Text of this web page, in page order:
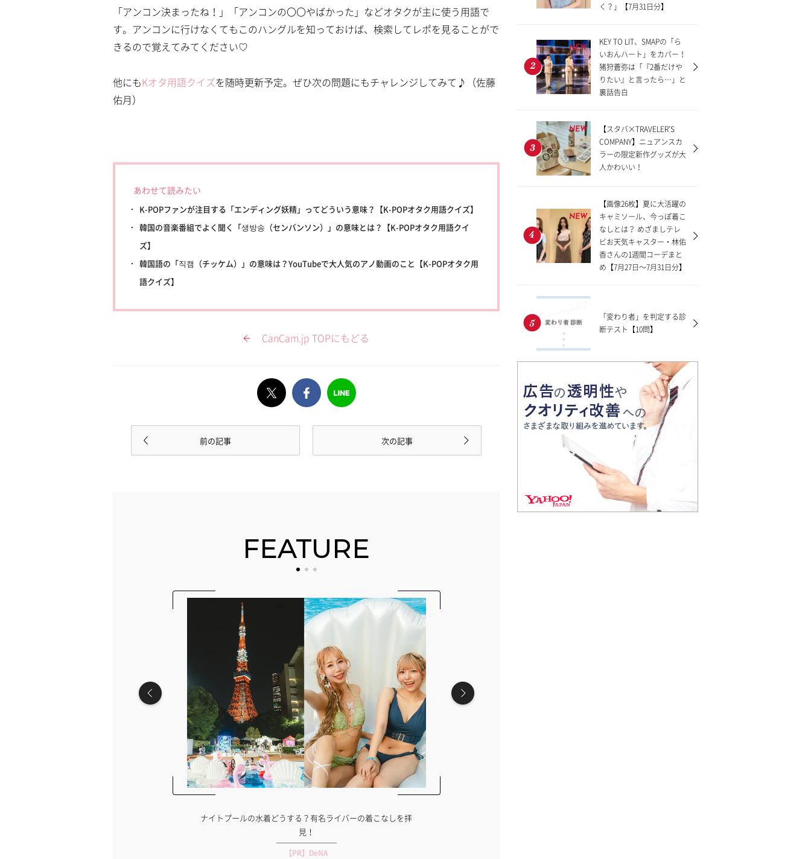
「アンコン決まったね！」「アンコンの〇〇やばかった」などオタクが主に使う用語で
す。アンコンに行けなくてもこのハングルを知っておけば、検索してレポを見ることがで
きるので覚えてみてください♡
他にもKオタ用語クイズを随時更新予定。ぜひ次の問題にもチャレンジしてみて♪（佐藤
佑月）
あわせて読みたい
K-POPファンが注目する「エンディング妖精」ってどういう意味？【K-POPオタク用語クイズ】
韓国の音楽番組でよく聞く「생방송（センバンソン）」の意味とは？【K-POPオタク用語クイ
ズ】
韓国語の「직캠（チッケム）」の意味は？YouTubeで大人気のアノ動画のこと【K-POPオタク用
語クイズ】
CanCam.jp TOPにもどる
前の記事 次の記事
FEATURE
ナイトプールの水着どうする？有名ライバーの着こなしを拝
見！
【PR】DeNA
く？」【7月31日分】
NEW
KEY TO LIT、SMAPの「ら
いおんハート」をカバー！
猪狩蒼弥は「『2番だけや
りたい』と言ったら…」と
裏話告白
NEW
【スタバ×TRAVELER’S
COMPANY】ニュアンスカ
ラーの限定新作グッズが大
人かわいい！
NEW
【画像26枚】夏に大活躍の
キャミソール、今っぽ着こ
なしとは？ めざましテレ
ビお天気キャスター・林佑
香さんの1週間コーデまと
め【7月27日〜7月31日分】
「変わり者」を判定する診
断テスト【10問】